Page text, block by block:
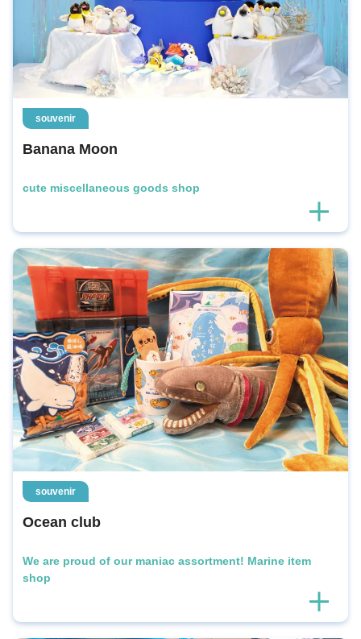
souvenir
Banana Moon
cute miscellaneous goods shop
souvenir
Ocean club
We are proud of our maniac assortment! Marine item
shop